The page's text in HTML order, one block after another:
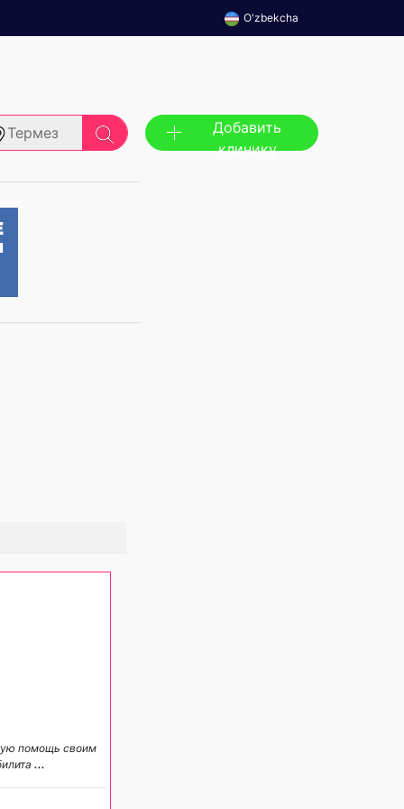
O'zbekcha
Термез
Добавить
клинику
помощь своим
...